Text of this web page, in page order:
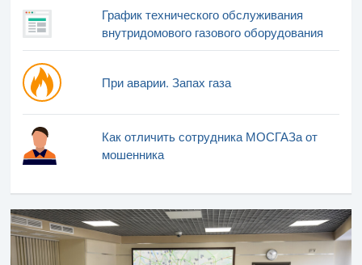
График технического обслуживания
внутридомового газового оборудования
При аварии. Запах газа
Как отличить сотрудника МОСГАЗа от
мошенника